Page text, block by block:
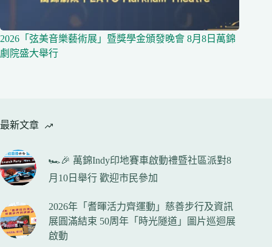
2026「弦美音樂藝術展」暨獎學金頒發晚會 8月8日萬錦
劇院盛大舉行
最新文章
🏎️🎉 萬錦Indy印地賽車啟動禮暨社區派對8
月10日舉行 歡迎市民參加
2026年「耆暉活力齊運動」慈善步行及資訊
展圓滿結束 50周年「時光隧道」圖片巡迴展
啟動